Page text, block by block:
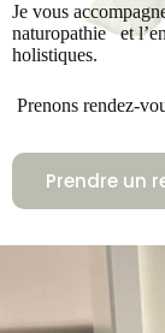
Je vous
naturopathie   et
holistiques.
Prenons rendez-
Prendre un